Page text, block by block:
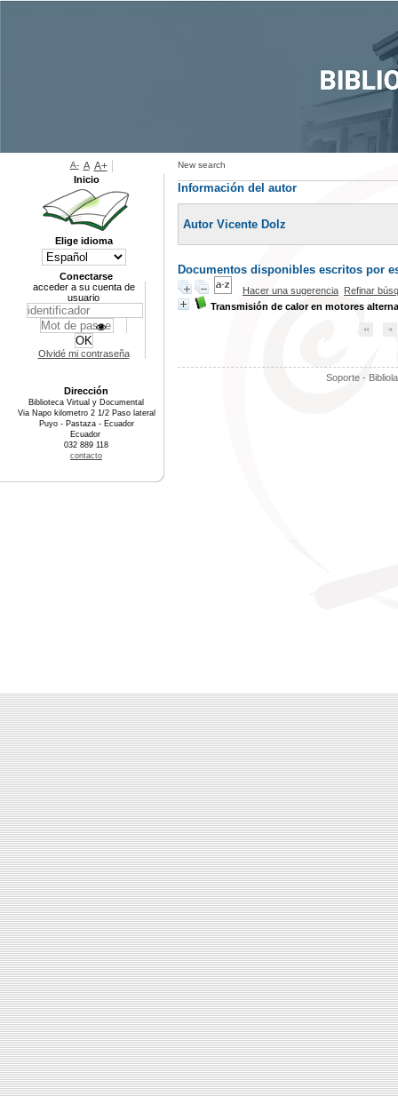
New search
Información del autor
Autor Vicente Dolz
Documentos disponibles escritos por
Hacer una sugerencia Refinar
Transmisión de calor en motores
Soporte -
A- A A+
Inicio
Elige idioma
Conectarse
acceder a su cuenta de
usuario
Olvidé mi contraseña
Dirección
Biblioteca Virtual y Documental
Via Napo kilometro 2 1/2 Paso lateral
Puyo - Pastaza - Ecuador
Ecuador
032 889 118
contacto